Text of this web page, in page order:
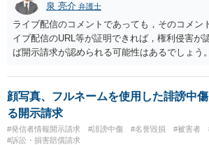
泉 亮介 弁護士
ライブ配信のコメントであっても，そのコメン
イブ配信のURL等が証明できれば，権利侵害が
ば開示請求が認められる可能性はあるでしょう。
顔写真、フルネームを使用した誹謗中
る開示請求
#発信者情報開示請求 #誹謗中傷 #名誉毀損 #被害者
#訴訟・損害賠償請求